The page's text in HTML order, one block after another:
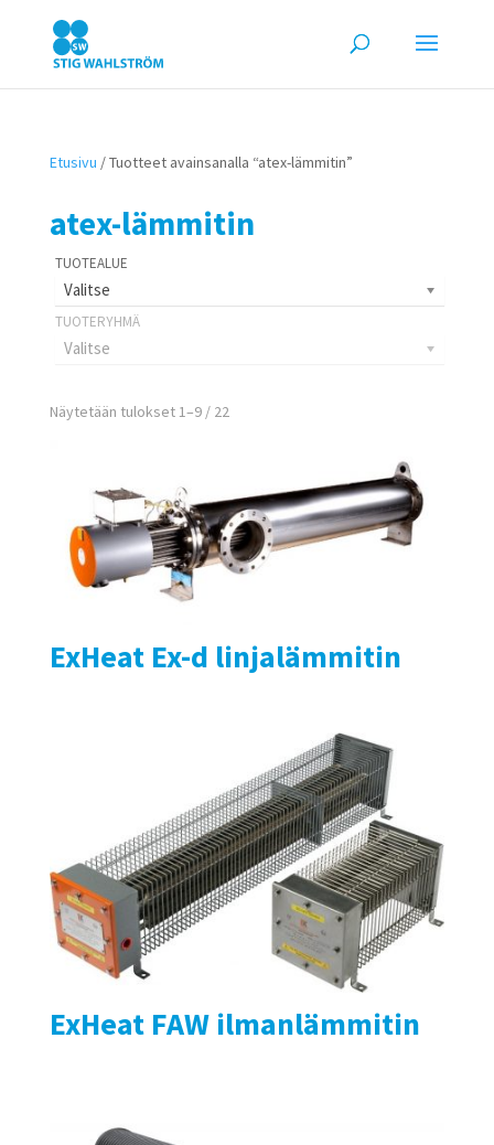
Etusivu / Tuotteet avainsanalla “atex-lämmitin”
atex-lämmitin
Valitse
Valitse
Näytetään tulokset 1–9 / 22
ExHeat Ex-d linjalämmitin
ExHeat FAW ilmanlämmitin